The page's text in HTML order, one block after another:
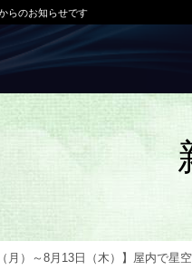
らのお知らせです
月）～8月13日（木）】屋内で星